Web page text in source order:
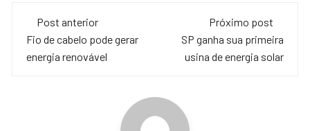
e
b
er s
A
Navegação
de
Post anterior
Fio de cabelo pode gerar
energia renovável
Próximo post
SP ganha sua primeira
usina de energia solar